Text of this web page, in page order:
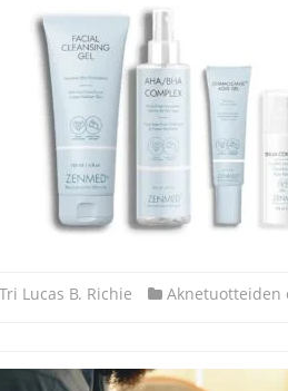
Tri Lucas B. Richie Aknetuotteiden